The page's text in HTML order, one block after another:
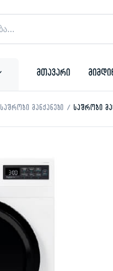
მთავარი
საშრობი მანქანები საშრობი